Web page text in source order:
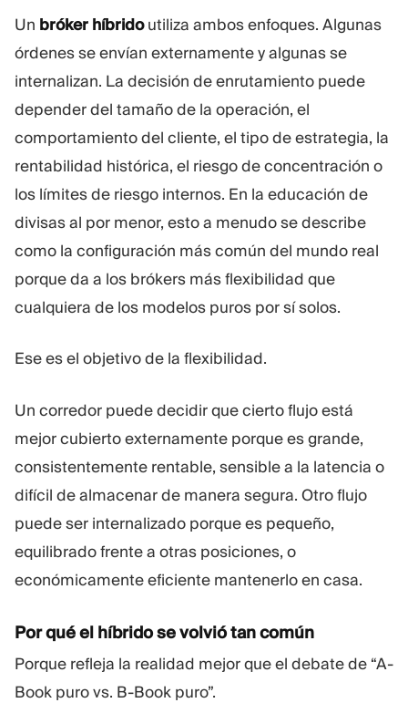
Un bróker híbridoutiliza ambos enfoques. Algunas
órdenes se envían externamente y algunas se
internalizan. La decisión de enrutamiento puede
depender del tamaño de la operación, el
comportamiento del cliente, el tipo de estrategia, la
rentabilidad histórica, el riesgo de concentración o
los límites de riesgo internos. En la educación de
divisas al por menor, esto a menudo se describe
como la configuración más común del mundo real
porque da a los brókers más flexibilidad que
cualquiera de los modelos puros por sí solos.
Ese es el objetivo de la flexibilidad.
Un corredor puede decidir que cierto flujo está
mejor cubierto externamente porque es grande,
consistentemente rentable, sensible a la latencia o
difícil de almacenar de manera segura. Otro flujo
puede ser internalizado porque es pequeño,
equilibrado frente a otras posiciones, o
económicamente eficiente mantenerlo en casa.
Por qué el híbrido se volvió tan común
Porque refleja la realidad mejor que el debate de “A-
Book puro vs. B-Book puro”.